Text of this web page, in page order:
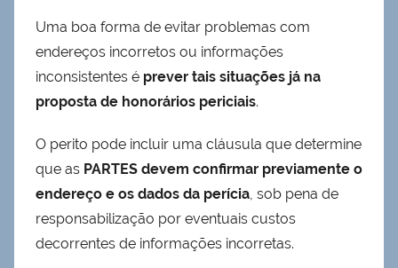
Uma boa forma de evitar problemas com
endereços incorretos ou informações
inconsistentes é prever tais situações já na
proposta de honorários periciais.
O perito pode incluir uma cláusula que determine
que as PARTES devem confirmar previamente o
endereço e os dados da perícia, sob pena de
responsabilização por eventuais custos
decorrentes de informações incorretas.